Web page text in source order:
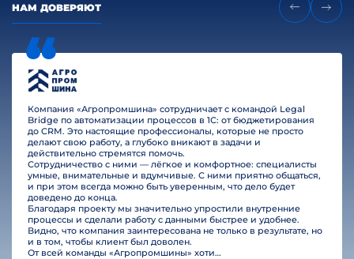
НАМ ДОВЕРЯЮТ
Компания «Агропромшина» сотрудничает с командой Legal
Bridge по автоматизации процессов в 1С: от бюджетирования
до CRM. Это настоящие профессионалы, которые не просто
делают свою работу, а глубоко вникают в задачи и
действительно стремятся помочь.
Сотрудничество с ними — лёгкое и комфортное: специалисты
умные, внимательные и вдумчивые. С ними приятно общаться,
и при этом всегда можно быть уверенным, что дело будет
доведено до конца.
Благодаря проекту мы значительно упростили внутренние
процессы и сделали работу с данными быстрее и удобнее.
Видно, что компания заинтересована не только в результате, но
и в том, чтобы клиент был доволен.
От всей команды «Агропромшины» хотим поблагодарить специалистов Legal Bridge за отличную работу и человеческое отношение.…